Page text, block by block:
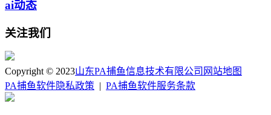
ai动态
关注我们
Copyright © 2023山东PA捕鱼信息技术有限公司 网站地图
PA捕鱼软件隐私政策
PA捕鱼软件服务条款